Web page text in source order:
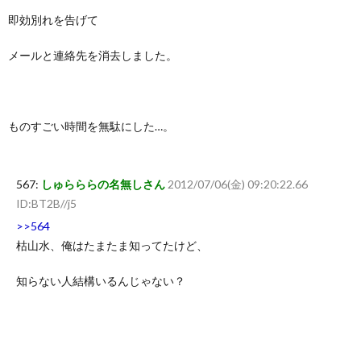
即効別れを告げて
メールと連絡先を消去しました。
ものすごい時間を無駄にした…。
567: しゅらららの名無しさん 2012/07/06(金) 09:20:22.66
ID:BT2B//j5
>>564
枯山水、俺はたまたま知ってたけど、
知らない人結構いるんじゃない？